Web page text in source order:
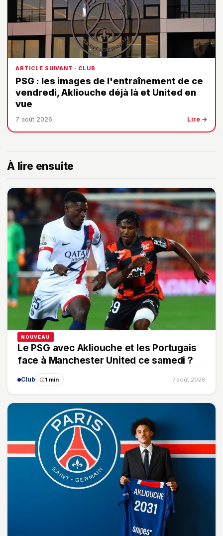
ARTICLE SUIVANT · CLUB
PSG : les images de l'entraînement de ce
vendredi, Akliouche déjà là et United en
vue
7 août 2026 Lire →
À lire ensuite
NOUVEAU
Le PSG avec Akliouche et les Portugais
face à Manchester United ce samedi ?
Club 1 min 7 août 2026